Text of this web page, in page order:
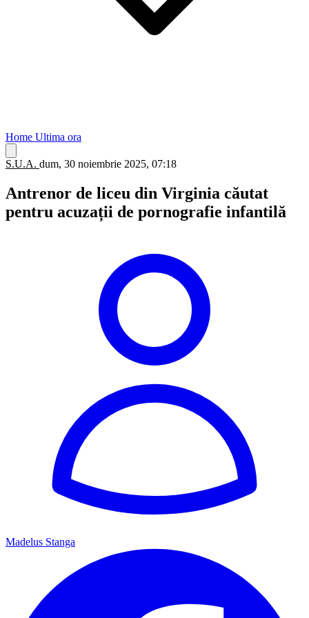
Home Ultima ora
S.U.A. dum, 30 noiembrie 2025, 07:18
Antrenor de liceu din Virginia căutat
pentru acuzații de pornografie infantilă
Madelus Stanga